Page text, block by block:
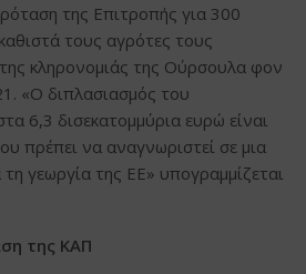
της Επιτροπής για 300
τους αγρότες τους
κληρονομιάς της Ούρσουλα φον
«Ο διπλασιασμός του
6,3 δισεκατομμύρια ευρώ είναι
πρέπει να αναγνωριστεί σε μια
γεωργία της ΕΕ» υπογραμμίζεται
της ΚΑΠ